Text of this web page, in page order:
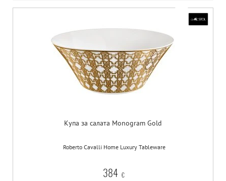
Купа за салата Monogram Gold
Roberto Cavalli Home Luxury Tableware
384 €